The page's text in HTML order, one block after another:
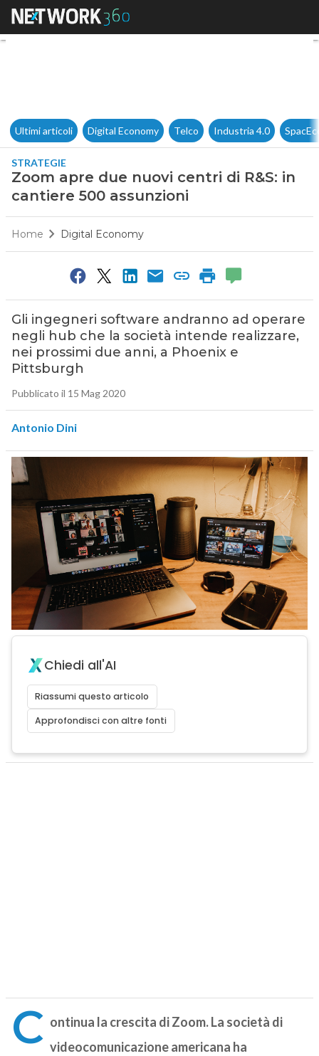
Zoom apre due nuovi centri
Ultimi articoli Digital Economy Telco Industria 4.0
STRATEGIE
Zoom apre due nuovi centri di R&S: in
cantiere 500 assunzioni
Home Digital Economy
Gli ingegneri software andranno ad operare
negli hub che la società intende realizzare,
nei prossimi due anni, a Phoenix e
Pittsburgh
Pubblicato il 15 Mag 2020
Antonio Dini
Chiedi all'AI
Riassumi questo articolo
Approfondisci con altre fonti
C ontinua la crescita di Zoom. La società di
videocomunicazione americana ha